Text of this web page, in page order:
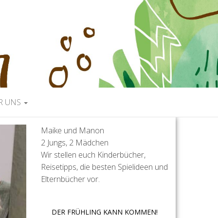
UNS
Maike und Manon
2 Jungs, 2 Mädchen
Wir stellen euch Kinderbücher,
Reisetipps, die besten Spielideen und
Elternbücher vor.
DER FRÜHLING KANN KOMMEN!